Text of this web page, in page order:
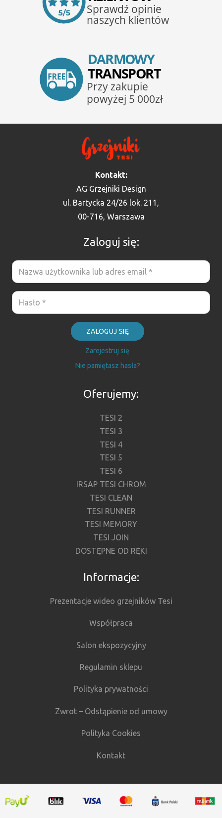
Kontakt:
AG Grzejniki Design
ul. Bartycka 24/26 lok. 211,
00-716, Warszawa
Zaloguj się:
ZALOGUJ SIĘ
Zarejestruj się
Nie pamiętasz hasła?
Oferujemy:
TESI 2
TESI 3
TESI 4
TESI 5
TESI 6
IRSAP TESI CHROM
TESI CLEAN
TESI RUNNER
TESI MEMORY
TESI JOIN
DOSTĘPNE OD RĘKI
Informacje:
Prezentacje wideo grzejników Tesi
Współpraca
Salon ekspozycyjny
Regulamin sklepu
Polityka prywatności
Zwrot – Odstąpienie od umowy
Polityka Cookies
Kontakt